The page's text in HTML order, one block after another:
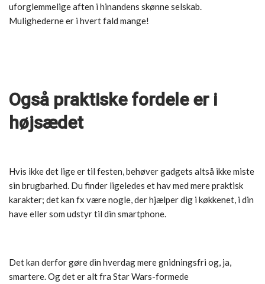
uforglemmelige aften i hinandens skønne selskab.
Mulighederne er i hvert fald mange!
Også praktiske fordele er i
højsædet
Hvis ikke det lige er til festen, behøver gadgets altså ikke miste
sin brugbarhed. Du finder ligeledes et hav med mere praktisk
karakter; det kan fx være nogle, der hjælper dig i køkkenet, i din
have eller som udstyr til din smartphone.
Det kan derfor gøre din hverdag mere gnidningsfri og, ja,
smartere. Og det er alt fra Star Wars-formede